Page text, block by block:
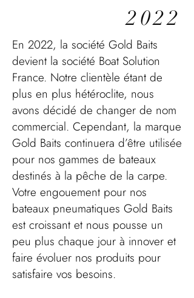
2022
En 2022, la société Gold Baits
devient la société Boat Solution
France. Notre clientèle étant de
plus en plus hétéroclite, nous
avons décidé de changer de nom
commercial. Cependant, la marque
Gold Baits continuera d’être utilisée
pour nos gammes de bateaux
destinés à la pêche de la carpe.
​Votre engouement pour nos
bateaux pneumatiques Gold Baits
est croissant et nous pousse un
peu plus chaque jour à innover et
faire évoluer nos produits pour
satisfaire vos besoins.